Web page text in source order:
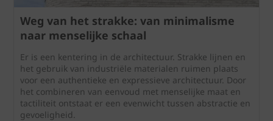
Weg van het strakke: van minimalisme
naar menselijke schaal
Er is een kentering in de architectuur. Strakke lijnen en
het gebruik van industriële materialen ruimen plaats
voor een authentieke en expressieve architectuur. Door
het combineren van eenvoud met menselijke maat en
tactiliteit ontstaat er een evenwicht tussen abstractie en
gevoeligheid.